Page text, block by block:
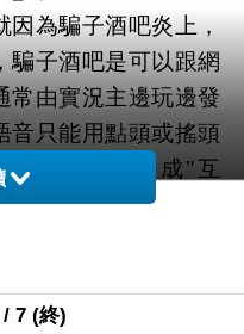
為騙子酒吧炎上，
騙子酒吧是可以跟網
常由實況主邊玩邊發
音只能用點頭或搖頭
簡單就能夠達成"互
都準備不足一下就冷
，然後變成雜談歌
？
7 (終)